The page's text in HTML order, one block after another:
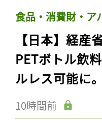
食品・消費財・ア
【日本】経産
PETボトル飲
ルレス可能に
10時間前